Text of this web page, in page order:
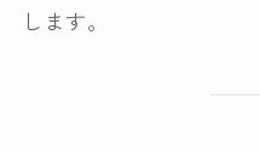
します。